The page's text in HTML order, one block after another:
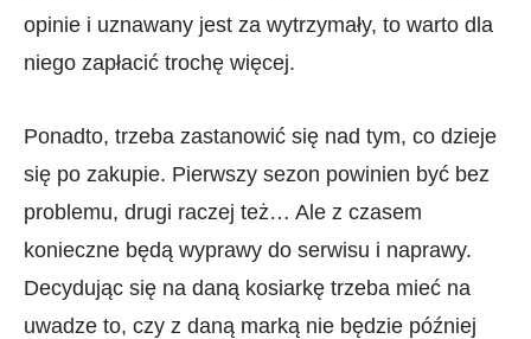
opinie i uznawany jest za wytrzymały, to warto dla
niego zapłacić trochę więcej.
Ponadto, trzeba zastanowić się nad tym, co dzieje
się po zakupie. Pierwszy sezon powinien być bez
problemu, drugi raczej też… Ale z czasem
konieczne będą wyprawy do serwisu i naprawy.
Decydując się na daną kosiarkę trzeba mieć na
uwadze to, czy z daną marką nie będzie później